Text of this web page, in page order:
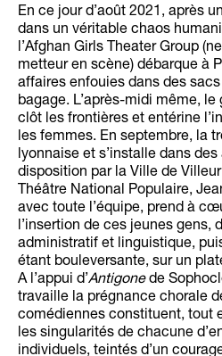
En ce jour d’août 2021, après
dans un véritable chaos
l’Afghan Girls Theater Group
metteur en scène) débarque à
affaires enfouies dans des
bagage. L’après-midi même,
clôt les frontières et entérine
les femmes. En septembre, la
lyonnaise et s’installe dans
disposition par la Ville de
Théâtre National Populaire,
avec toute l’équipe, prend à
l’insertion de ces jeunes gens,
administratif et linguistique,
étant bouleversante, sur un
A l’appui d’Antigonede
travaille la prégnance chorale
comédiennes constituent, tout
les singularités de chacune
individuels, teintés d’un